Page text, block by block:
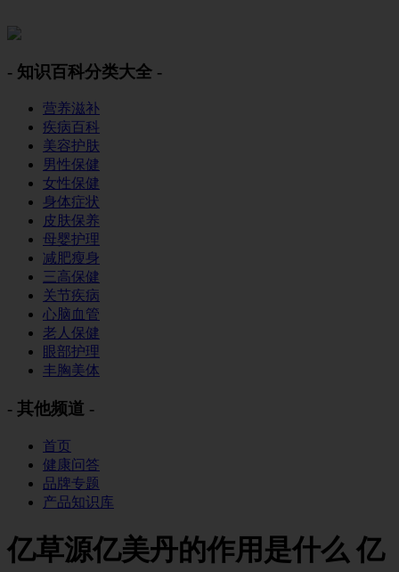
- 知识百科分类大全 -
营养滋补
疾病百科
美容护肤
男性保健
女性保健
身体症状
皮肤保养
母婴护理
减肥瘦身
三高保健
关节疾病
心脑血管
老人保健
眼部护理
丰胸美体
- 其他频道 -
首页
健康问答
品牌专题
产品知识库
亿草源亿美丹的作用是什么 亿